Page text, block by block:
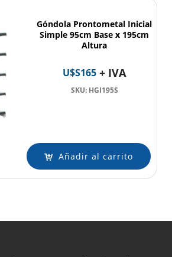
Góndola Prontometal Inicial
Simple 95cm Base x 195cm
Altura
U$S165 + IVA
SKU: HGI195S
Añadir al carrito